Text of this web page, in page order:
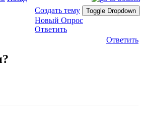
Создать тему
Toggle Dropdown
Новый Опрос
Ответить
Ответить